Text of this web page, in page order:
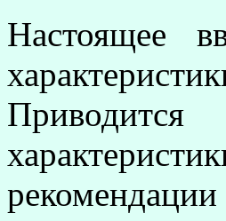
Настоящее